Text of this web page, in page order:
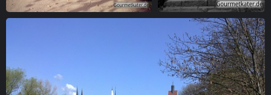
Park-Allee Stolberg, Steile Treppe